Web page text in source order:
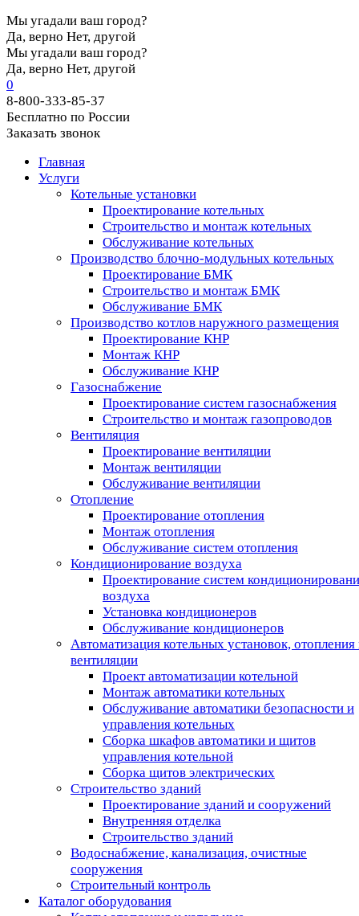
Мы угадали ваш город?
Да, верно Нет, другой
Мы угадали ваш город?
Да, верно Нет, другой
0
8-800-333-85-37
Бесплатно по России
Заказать звонок
Главная
Услуги
Котельные установки
Проектирование котельных
Строительство и монтаж котельных
Обслуживание котельных
Производство блочно-модульных котельных
Проектирование БМК
Строительство и монтаж БМК
Обслуживание БМК
Производство котлов наружного размещения
Проектирование КНР
Монтаж КНР
Обслуживание КНР
Газоснабжение
Проектирование систем газоснабжения
Строительство и монтаж газопроводов
Вентиляция
Проектирование вентиляции
Монтаж вентиляции
Обслуживание вентиляции
Отопление
Проектирование отопления
Монтаж отопления
Обслуживание систем отопления
Кондиционирование воздуха
Проектирование систем
воздуха
Установка кондиционеров
Обслуживание кондиционеров
Автоматизация котельных установок, отопления
вентиляции
Проект автоматизации котельной
Монтаж автоматики котельных
Обслуживание автоматики безопасности и
управления котельных
Сборка шкафов автоматики и щитов
управления котельной
Сборка щитов электрических
Строительство зданий
Проектирование зданий и сооружений
Внутренняя отделка
Строительство зданий
Водоснабжение, канализация, очистные
сооружения
Строительный контроль
Каталог оборудования